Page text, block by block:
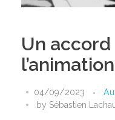
Un
04/09/2023
by Sébastien